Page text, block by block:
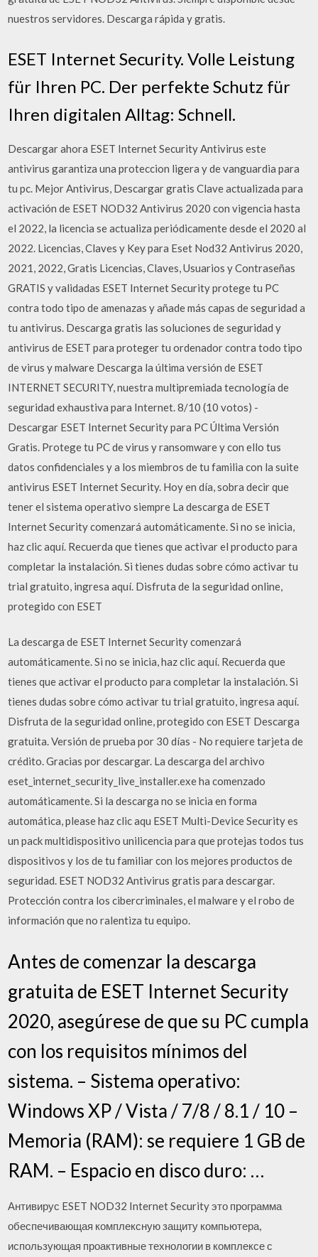
nuestros servidores. Descarga rápida y gratis.
ESET Internet Security. Volle Leistung
für Ihren PC. Der perfekte Schutz für
Ihren digitalen Alltag: Schnell.
Descargar ahora ESET Internet Security Antivirus este
antivirus garantiza una proteccion ligera y de vanguardia para
tu pc. Mejor Antivirus, Descargar gratis Clave actualizada para
activación de ESET NOD32 Antivirus 2020 con vigencia hasta
el 2022, la licencia se actualiza periódicamente desde el 2020 al
2022. Licencias, Claves y Key para Eset Nod32 Antivirus 2020,
2021, 2022, Gratis Licencias, Claves, Usuarios y Contraseñas
GRATIS y validadas ESET Internet Security protege tu PC
contra todo tipo de amenazas y añade más capas de seguridad a
tu antivirus. Descarga gratis las soluciones de seguridad y
antivirus de ESET para proteger tu ordenador contra todo tipo
de virus y malware Descarga la última versión de ESET
INTERNET SECURITY, nuestra multipremiada tecnología de
seguridad exhaustiva para Internet. 8/10 (10 votos) -
Descargar ESET Internet Security para PC Última Versión
Gratis. Protege tu PC de virus y ransomware y con ello tus
datos confidenciales y a los miembros de tu familia con la suite
antivirus ESET Internet Security. Hoy en día, sobra decir que
tener el sistema operativo siempre La descarga de ESET
Internet Security comenzará automáticamente. Si no se inicia,
haz clic aquí. Recuerda que tienes que activar el producto para
completar la instalación. Si tienes dudas sobre cómo activar tu
trial gratuito, ingresa aquí. Disfruta de la seguridad online,
protegido con ESET
La descarga de ESET Internet Security comenzará
automáticamente. Si no se inicia, haz clic aquí. Recuerda que
tienes que activar el producto para completar la instalación. Si
tienes dudas sobre cómo activar tu trial gratuito, ingresa aquí.
Disfruta de la seguridad online, protegido con ESET Descarga
gratuita. Versión de prueba por 30 días - No requiere tarjeta de
crédito. Gracias por descargar. La descarga del archivo
eset_internet_security_live_installer.exe ha comenzado
automáticamente. Si la descarga no se inicia en forma
automática, please haz clic aqu ESET Multi-Device Security es
un pack multidispositivo unilicencia para que protejas todos tus
dispositivos y los de tu familiar con los mejores productos de
seguridad. ESET NOD32 Antivirus gratis para descargar.
Protección contra los cibercriminales, el malware y el robo de
información que no ralentiza tu equipo.
Antes de comenzar la descarga
gratuita de ESET Internet Security
2020, asegúrese de que su PC cumpla
con los requisitos mínimos del
sistema. – Sistema operativo:
Windows XP / Vista / 7/8 / 8.1 / 10 –
Memoria (RAM): se requiere 1 GB de
RAM. – Espacio en disco duro: …
Антивирус ESET NOD32 Internet Security это программа
обеспечивающая комплексную защиту компьютера,
использующая проактивные технологии в комплексе с